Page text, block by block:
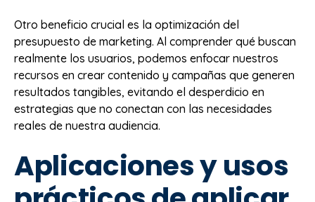
Otro beneficio crucial es la optimización del
presupuesto de marketing. Al comprender qué buscan
realmente los usuarios, podemos enfocar nuestros
recursos en crear contenido y campañas que generen
resultados tangibles, evitando el desperdicio en
estrategias que no conectan con las necesidades
reales de nuestra audiencia.
Aplicaciones y usos